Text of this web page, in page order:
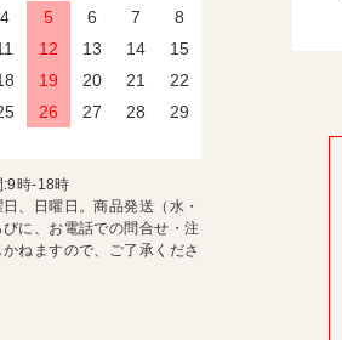
4 5 6 7
8
12 13 14
15
19 20 21
22
26 27 28
29
:9時-18時
、日曜日。商品発送（水・
に、お電話での問合せ・注
ねますので、ご了承くださ